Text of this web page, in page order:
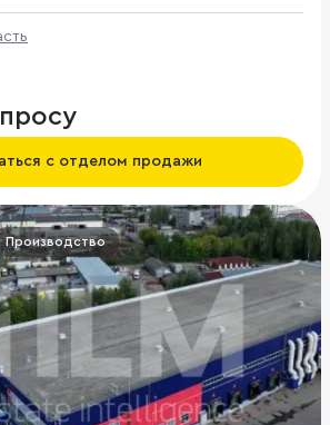
с отделом продажи
Производство